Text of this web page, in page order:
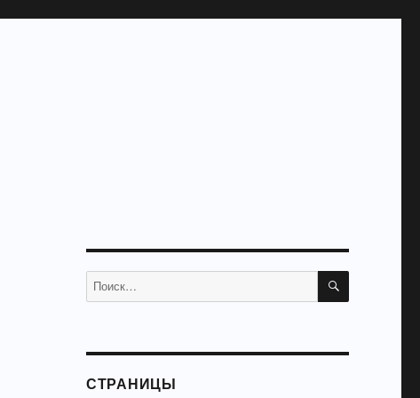
Искать: ПОИСК
СТРАНИЦЫ